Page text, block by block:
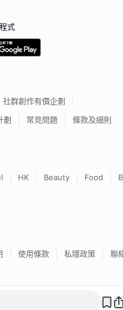
式
社群創作有價企劃
劃
常見問題 條款及細則
HK Beauty Food
使用條款 私隱政策 聯